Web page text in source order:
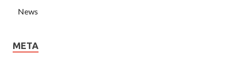
News
META